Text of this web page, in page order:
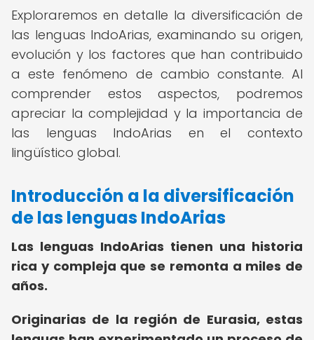
Exploraremos en detalle la diversificación de
las lenguas IndoArias, examinando su origen,
evolución y los factores que han contribuido
a este fenómeno de cambio constante. Al
comprender estos aspectos, podremos
apreciar la complejidad y la importancia de
las lenguas IndoArias en el contexto
lingüístico global.
Introducción a la diversificación
de las lenguas IndoArias
Las lenguas IndoArias tienen una historia
rica y compleja que se remonta a miles de
años.
Originarias de la región de Eurasia, estas